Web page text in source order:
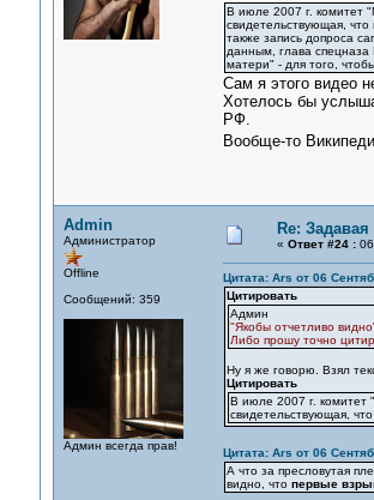
В июле 2007 г. комитет
свидетельствующая,
также запись допроса
данным, глава
матери" - для того,
Сам я этого видео
Хотелось бы
РФ.
Вообще-то
Admin
Администратор
Offline
Сообщений: 359
Админ всегда прав!
Re:
« Ответ #24 :06
Цитата: Ars от 06
Цитировать
Админ
"Якобы отчетливо
Либо прошу точно
Ну я же говорю. Взял
Цитировать
В июле 2007 г. комитет
свидетельствующая, что
Цитата: Ars от 06
А что за пресловутая
видно, что первые